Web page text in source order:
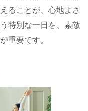
ることが、心地よさ
特別な一日を、素敵
重要です。